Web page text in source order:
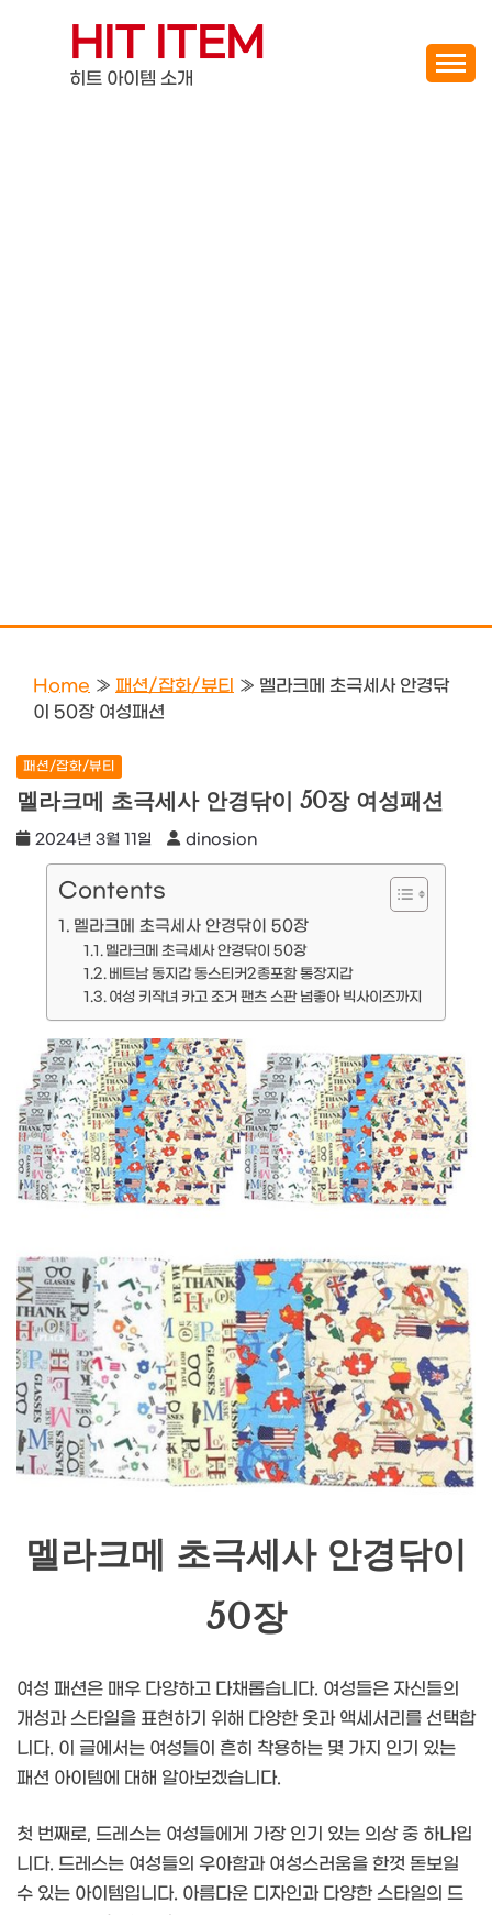
contentHIT ITEM
히트 아이템 소개
Home » 패션/잡화/뷰티 » 멜라크메 초극세사 안경닦
이 50장 여성패션
패션/잡화/뷰티
멜라크메 초극세사 안경닦이 50장 여성패션
2024년 3월 11일 dinosion
Contents
멜라크메 초극세사 안경닦이 50장
멜라크메 초극세사 안경닦이 50장
베트남 동지갑 동스티커2종포함 통장지갑
여성 키작녀 카고 조거 팬츠 스판 넘좋아 빅사이즈까지
멜라크메 초극세사 안경닦이
50장
여성 패션은 매우 다양하고 다채롭습니다. 여성들은 자신들의
개성과 스타일을 표현하기 위해 다양한 옷과 액세서리를 선택합
니다. 이 글에서는 여성들이 흔히 착용하는 몇 가지 인기 있는
패션 아이템에 대해 알아보겠습니다.
첫 번째로, 드레스는 여성들에게 가장 인기 있는 의상 중 하나입
니다. 드레스는 여성들의 우아함과 여성스러움을 한껏 돋보일
수 있는 아이템입니다. 아름다운 디자인과 다양한 스타일의 드